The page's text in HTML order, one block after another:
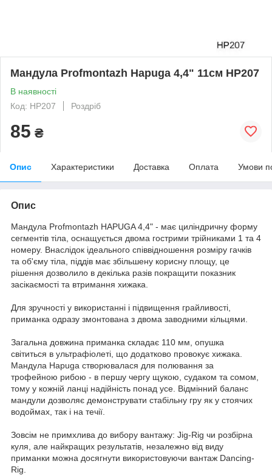
Мандула Profmontazh Hapuga 4,4" 11см HP207
В наявності
Код: HP207
Роздріб
85 ₴
Опис Характеристики Доставка Оплата Умови
Опис
Мандула Profmontazh HAPUGA 4,4" - має циліндричну форму
сегментів тіла, оснащується двома гострими трійниками 1 та 4
номеру. Внаслідок ідеального співвідношення розміру гачків
та об'єму тіла, піддів має збільшену корисну площу, це
рішення дозволило в декілька разів покращити показник
засікаємості та втримання хижака.
Для зручності у використанні і підвищення грайливості,
приманка одразу змонтована з двома заводними кільцями.
Загальна довжина приманка складає 110 мм, опушка
світиться в ультрафіолеті, що додатково провокує хижака.
Мандула Hapuga створювалася для полювання за
трофейною рибою - в першу чергу щукою, судаком та сомом,
тому у кожній ланці надійність понад усе. Відмінний баланс
мандули дозволяє демонструвати стабільну гру як у стоячих
водоймах, так і на течії.
Зовсім не примхлива до вибору вантажу: Jig-Rig чи розбірна
куля, але найкращих результатів, незалежно від виду
приманки можна досягнути використовуючи вантаж Dancing-
Rig.